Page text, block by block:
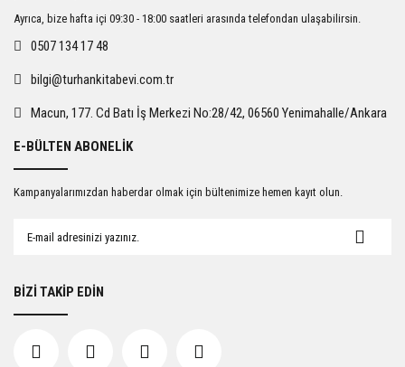
Ürün bilgilerinde hatalar bulunuyor.
Ürün fiyatı diğer sitelerden daha pahalı.
Gönder
Ayrıca, bize hafta içi 09:30 - 18:00 saatleri arasında telefondan ulaşabilirsin.
0507 134 17 48
bilgi@turhankitabevi.com.tr
Macun, 177. Cd Batı İş Merkezi No:28/42, 06560 Yenimahalle/Ankara
E-BÜLTEN ABONELİK
Kampanyalarımızdan haberdar olmak için bültenimize hemen kayıt olun.
BİZİ TAKİP EDİN